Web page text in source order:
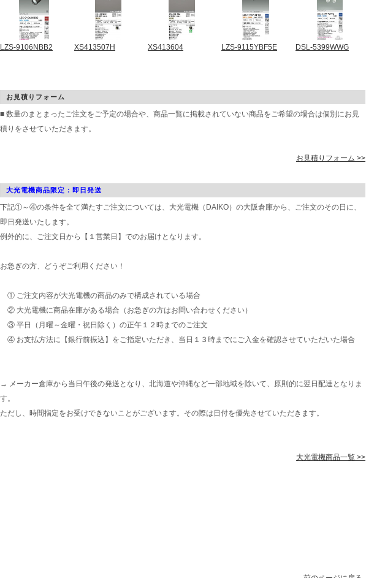
LZS-9106NBB2 XS413507H XS413604 LZS-9115YBF5E DSL-5399WWG
お見積りフォーム
■ 数量のまとまったご注文をご予定の場合や、商品一覧に掲載されていない商品をご希望の場合は個別にお見
積りをさせていただきます。
お見積りフォーム >>
大光電機商品限定：即日発送
下記①～④の条件を全て満たすご注文については、大光電機（DAIKO）の大阪倉庫から、ご注文のその日に、
即日発送いたします。
例外的に、ご注文日から【１営業日】でのお届けとなります。
お急ぎの方、どうぞご利用ください！
① ご注文内容が大光電機の商品のみで構成されている場合
② 大光電機に商品在庫がある場合（お急ぎの方はお問い合わせください）
③ 平日（月曜～金曜・祝日除く）の正午１２時までのご注文
④ お支払方法に【銀行前振込】をご指定いただき、当日１３時までにご入金を確認させていただいた場合
→ メーカー倉庫から当日午後の発送となり、北海道や沖縄など一部地域を除いて、原則的に翌日配達となりま
す。
ただし、時間指定をお受けできないことがございます。その際は日付を優先させていただきます。
大光電機商品一覧 >>